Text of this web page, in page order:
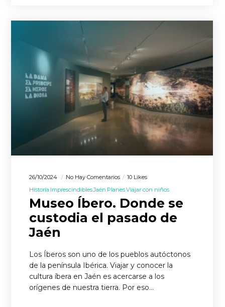
26/10/2024 No Hay Comentarios
10 Likes
Historia ImprescindiblesJaén PlanesViajar con niños
Museo Íbero. Donde se
custodia el pasado de
Jaén
Los Íberos son uno de los pueblos autóctonos
de la península Ibérica. Viajar y conocer la
cultura íbera en Jaén es acercarse a los
orígenes de nuestra tierra. Por eso…